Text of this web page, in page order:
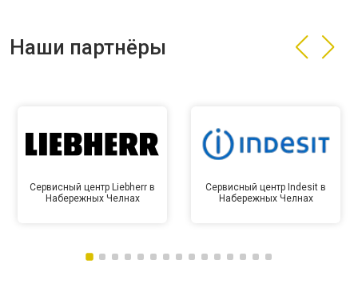
Наши партнёры
Сервисный центр Liebherr в
Набережных Челнах
Сервисный центр Indesit в
Набережных Челнах